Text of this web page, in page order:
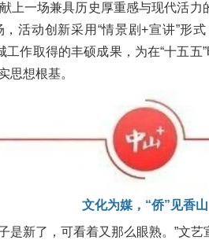
上一场兼具历史厚重感与现代活
活动创新采用“情景剧+宣讲”形
工作取得的丰硕成果，为在“十五五
思想根基。
文化为媒，“侨”见香山
是新了，可看着又那么眼熟。”文